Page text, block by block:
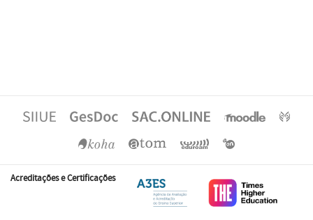
Acreditações e Certificações